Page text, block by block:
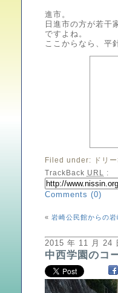
進市。
日進市の方が若干
ですよね。
ここからなら、平
Filed under: ドリ
TrackBack URL :
Comments (0)
« 岩崎公民館からの岩
2015 年 11 月 24
中西学園のコ